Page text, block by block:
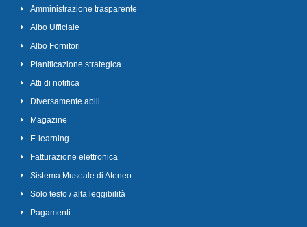
Amministrazione trasparente
Albo Ufficiale
Albo Fornitori
Pianificazione strategica
Atti di notifica
Diversamente abili
Magazine
E-learning
Fatturazione elettronica
Sistema Museale di Ateneo
Solo testo / alta leggibilità
Pagamenti